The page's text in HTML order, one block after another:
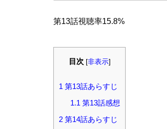
第13話視聴率15.8%
目次 [非表示]
1 第13話あらすじ
1.1 第13話感想
2 第14話あらすじ